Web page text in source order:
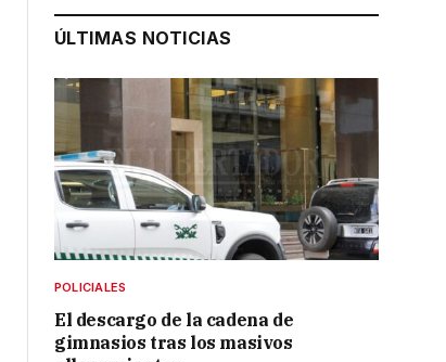
ÚLTIMAS NOTICIAS
POLICIALES
El descargo de la cadena de
gimnasios tras los masivos